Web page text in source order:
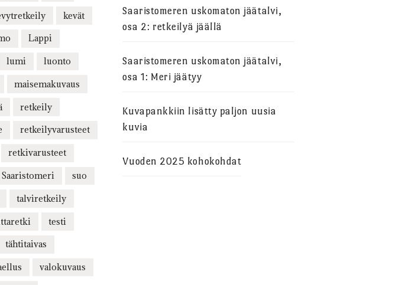
kevät
Lappi
lumi luonto
maisemakuvaus
retkeily
retkeilyvarusteet
retkivarusteet
Saaristomeri suo
talviretkeily
testi
tähtitaivas
valokuvaus
Saaristomeren uskomaton jäätalvi,
osa 2: retkeilyä jäällä
Saaristomeren uskomaton jäätalvi,
osa 1: Meri jäätyy
Kuvapankkiin lisätty paljon uusia
kuvia
Vuoden 2025 kohokohdat